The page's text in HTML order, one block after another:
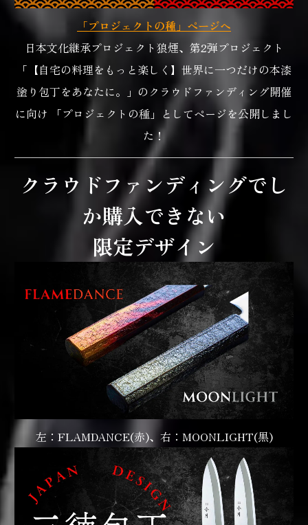
「プロジェクトの種」ページへ
日本文化継承プロジェクト狼煙、第2弾プロジェクト
「【自宅の料理をもっと楽しく】世界に一つだけの本漆
塗り包丁をあなたに。」のクラウドファンディング開催
に向け 「プロジェクトの種」としてページを公開しまし
た！
クラウドファンディングでし
か購入できない
限定デザイン
左：FLAMDANCE(赤)、右：MOONLIGHT(黒)